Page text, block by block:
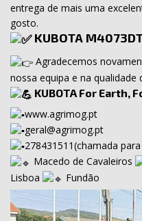
entrega de mais uma
gosto.
KUBOTA
Agradecemos
nossa equipa e na qualidade
KUBOTA For Earth,
www.agrimog.pt
geral@agrimog.pt
278431511(chamada
Macedo de Cavaleiros
Lisboa
Fundão